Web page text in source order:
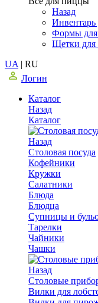
Назад
Формы
Щетки для
UA | RU
Логин
Каталог
Назад
Каталог
Назад
Столовая посуда
Кофейники
Кружки
Салатники
Блюда
Блюдца
Супницы и
Тарелки
Чайники
Чашки
Назад
Cтоловые
Вилки для